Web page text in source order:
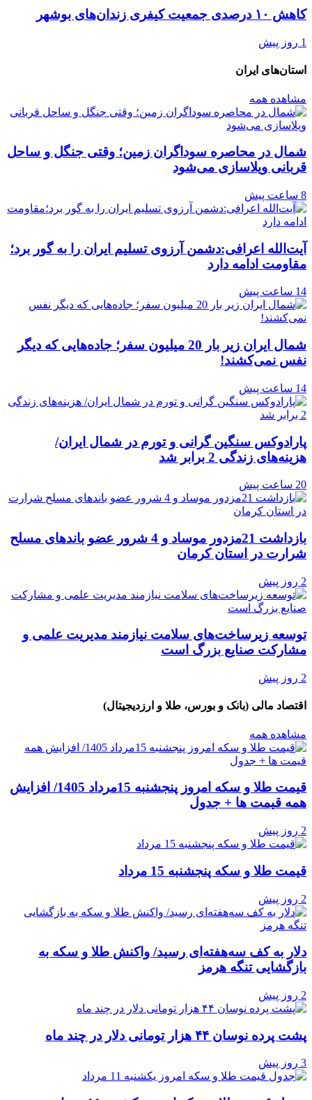
کاهش ۱۰ درصدی جمعیت کیفری زندان‌های بوشهر
1 روز پیش
استان‌های ایران
مشاهده همه
شمال در محاصره سوداگران زمین؛ وقتی جنگل و ساحل
قربانی ویلاسازی می‌شود
8 ساعت پیش
آیت‌الله اعرافی:دشمن آرزوی تسلیم ایران را به گور برد؛
مقاومت ادامه دارد
14 ساعت پیش
شمال ایران زیر بار 20 میلیون سفر؛ جاده‌هایی که دیگر
نفس نمی‌کشند!
14 ساعت پیش
پارادوکس سنگین گرانی و تورم در شمال ایران/
هزینه‌های زندگی 2 برابر ‌شد
20 ساعت پیش
بازداشت 21مزدور موساد و 4 شرور عضو باندهای مسلح
شرارت در استان کرمان
2 روز پیش
توسعه زیرساخت‌های سلامت نیازمند مدیریت علمی و
مشارکت صنایع بزرگ است
2 روز پیش
اقتصاد مالی (بانک و بورس، طلا و ارزدیجیتال)
مشاهده همه
قیمت طلا و سکه امروز پنجشنبه 15مرداد 1405/ افزایش
همه قیمت ها + جدول
2 روز پیش
قیمت طلا و سکه پنجشنبه 15 مرداد
2 روز پیش
دلار به کف سه‌هفته‌ای رسید/ واکنش طلا و سکه به
بازگشایی تنگه هرمز
2 روز پیش
پشت پرده نوسان ۴۴ هزار تومانی دلار در چند ماه
3 روز پیش